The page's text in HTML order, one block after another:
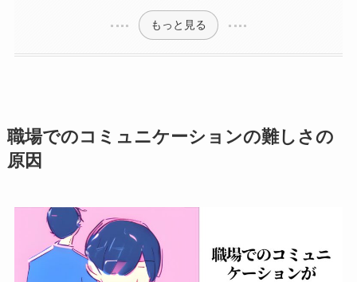
もっと見る
職場でのコミュニケーションの難しさの
原因